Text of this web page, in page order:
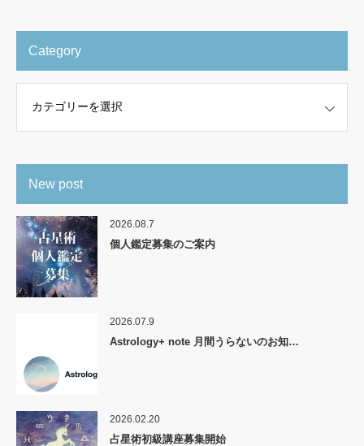
Category
New post
2026.08.7
個人鑑定募集のご案内
2026.07.9
Astrology+ note 月間うらないのお知…
2026.02.20
占星術初級講座募集開始